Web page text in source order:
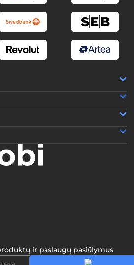
ir paslaugų pasiūlymus